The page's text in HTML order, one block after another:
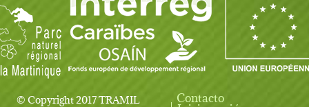
© Copyright 2017 TRAMIL Contacto